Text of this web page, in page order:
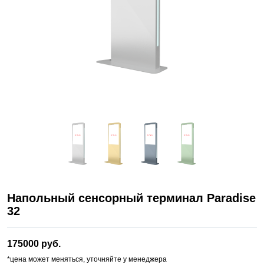
Напольный сенсорный терминал Paradise
32
175000 руб.
*цена может меняться, уточняйте у менеджера